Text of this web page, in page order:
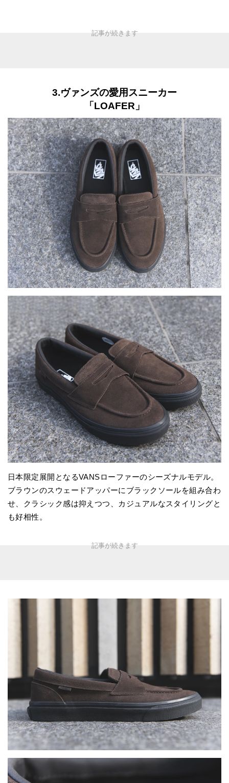
3.ヴァンズの愛用スニーカー
「LOAFER」
日本限定展開となるVANSローファーのシーズナルモデル。
ブラウンのスウェードアッパーにブラックソールを組み合わ
せ、クラシック感は抑えつつ、カジュアルなスタイリングと
も好相性。